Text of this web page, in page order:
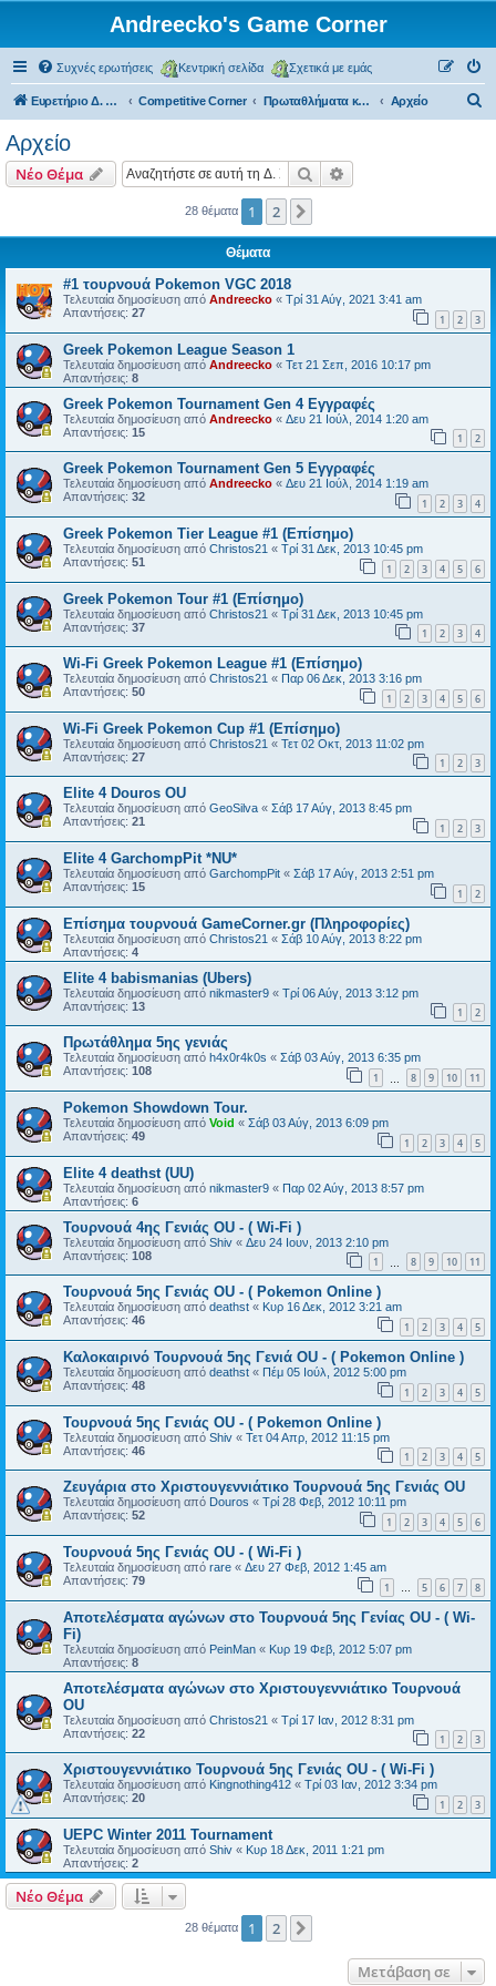
Andreecko's Game Corner
Συχνές ερωτήσεις Κεντρική σελίδα Σχετικά με εμάς
Ευρετήριο Δ. Συζήτησης Competitive Corner Πρωταθλήματα και Τουρνουά Αρχείο
η
Αρχείο
Νέο Θέμα Αναζήτηση
28 θέματα 1 2
Θέματα
#1 τουρνουά Pokemon VGC 2018
Τελευταία δημοσίευση από Andreecko « Τρί 31 Αύγ, 2021 3:41 am
Απαντήσεις: 27 1 2 3
Greek Pokemon League Season 1
Τελευταία δημοσίευση από Andreecko « Τετ 21 Σεπ, 2016 10:17 pm
Απαντήσεις: 8
Greek Pokemon Tournament Gen 4 Εγγραφές
Τελευταία δημοσίευση από Andreecko « Δευ 21 Ιούλ, 2014 1:20 am
Απαντήσεις: 15 1 2
Greek Pokemon Tournament Gen 5 Εγγραφές
Τελευταία δημοσίευση από Andreecko « Δευ 21 Ιούλ, 2014 1:19 am
Απαντήσεις: 32 1 2 3 4
Greek Pokemon Tier League #1 (Επίσημο)
Τελευταία δημοσίευση από Christos21 « Τρί 31 Δεκ, 2013 10:45 pm
Απαντήσεις: 51 1 2 3 4 5 6
Greek Pokemon Tour #1 (Επίσημο)
Τελευταία δημοσίευση από Christos21 « Τρί 31 Δεκ, 2013 10:45 pm
Απαντήσεις: 37 1 2 3 4
Wi-Fi Greek Pokemon League #1 (Επίσημο)
Τελευταία δημοσίευση από Christos21 « Παρ 06 Δεκ, 2013 3:16 pm
Απαντήσεις: 50 1 2 3 4 5 6
Wi-Fi Greek Pokemon Cup #1 (Επίσημο)
Τελευταία δημοσίευση από Christos21 « Τετ 02 Οκτ, 2013 11:02 pm
Απαντήσεις: 27 1 2 3
Elite 4 Douros OU
Τελευταία δημοσίευση από GeoSilva « Σάβ 17 Αύγ, 2013 8:45 pm
Απαντήσεις: 21 1 2 3
Elite 4 GarchompPit *NU*
Τελευταία δημοσίευση από GarchompPit « Σάβ 17 Αύγ, 2013 2:51 pm
Απαντήσεις: 15 1 2
Επίσημα τουρνουά GameCorner.gr (Πληροφορίες)
Τελευταία δημοσίευση από Christos21 « Σάβ 10 Αύγ, 2013 8:22 pm
Απαντήσεις: 4
Elite 4 babismanias (Ubers)
Τελευταία δημοσίευση από nikmaster9 « Τρί 06 Αύγ, 2013 3:12 pm
Απαντήσεις: 13 1 2
Πρωτάθλημα 5ης γενιάς
Τελευταία δημοσίευση από h4x0r4k0s « Σάβ 03 Αύγ, 2013 6:35 pm
Απαντήσεις: 108 1 8 9 10 11
Pokemon Showdown Tour.
Τελευταία δημοσίευση από Void « Σάβ 03 Αύγ, 2013 6:09 pm
Απαντήσεις: 49 1 2 3 4 5
Elite 4 deathst (UU)
Τελευταία δημοσίευση από nikmaster9 « Παρ 02 Αύγ, 2013 8:57 pm
Απαντήσεις: 6
Τουρνουά 4ης Γενιάς OU - ( Wi-Fi )
Τελευταία δημοσίευση από Shiv « Δευ 24 Ιουν, 2013 2:10 pm
Απαντήσεις: 108 1 8 9 10 11
Τουρνουά 5ης Γενιάς OU - ( Pokemon Online )
Τελευταία δημοσίευση από deathst « Κυρ 16 Δεκ, 2012 3:21 am
Απαντήσεις: 46 1 2 3 4 5
Καλοκαιρινό Τουρνουά 5ης Γενιά OU - ( Pokemon Online )
Τελευταία δημοσίευση από deathst « Πέμ 05 Ιούλ, 2012 5:00 pm
Απαντήσεις: 48 1 2 3 4 5
Τουρνουά 5ης Γενιάς OU - ( Pokemon Online )
Τελευταία δημοσίευση από Shiv « Τετ 04 Απρ, 2012 11:15 pm
Απαντήσεις: 46 1 2 3 4 5
Ζευγάρια στο Χριστουγεννιάτικο Τουρνουά 5ης Γενιάς OU
Τελευταία δημοσίευση από Douros « Τρί 28 Φεβ, 2012 10:11 pm
Απαντήσεις: 52 1 2 3 4 5 6
Τουρνουά 5ης Γενιάς OU - ( Wi-Fi )
Τελευταία δημοσίευση από rare « Δευ 27 Φεβ, 2012 1:45 am
Απαντήσεις: 79 1 5 6 7 8
Αποτελέσματα αγώνων στο Τουρνουά 5ης Γενίας OU - ( Wi-
Fi)
Τελευταία δημοσίευση από PeinMan « Κυρ 19 Φεβ, 2012 5:07 pm
Απαντήσεις: 8
Αποτελέσματα αγώνων στο Χριστουγεννιάτικο Τουρνουά
OU
Τελευταία δημοσίευση από Christos21 « Τρί 17 Ιαν, 2012 8:31 pm
Απαντήσεις: 22 1 2 3
Χριστουγεννιάτικο Τουρνουά 5ης Γενιάς OU - ( Wi-Fi )
Τελευταία δημοσίευση από Kingnothing412 « Τρί 03 Ιαν, 2012 3:34 pm
Απαντήσεις: 20 1 2 3
UEPC Winter 2011 Tournament
Τελευταία δημοσίευση από Shiv « Κυρ 18 Δεκ, 2011 1:21 pm
Απαντήσεις: 2
Νέο Θέμα
28 θέματα 1 2
Μετάβαση σε